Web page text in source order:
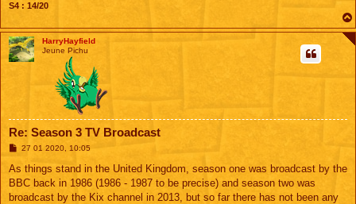
S4 : 14/20
HarryHayfield
Jeune Pichu
Re: Season 3 TV Broadcast
M
s
a
g
27 01 2020, 10:05
As things stand in the United Kingdom, season one was broadcast by the
BBC back in 1986 (1986 - 1987 to be precise) and season two was
broadcast by the Kix channel in 2013, but so far there has not been any